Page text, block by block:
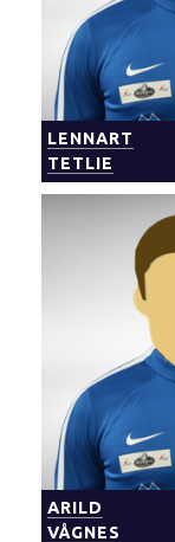
LENNART
TETLIE
ARILD
VÅGNES